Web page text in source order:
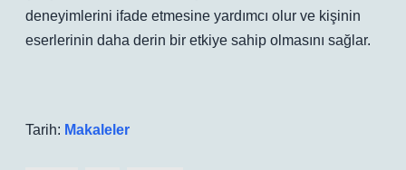
deneyimlerini ifade etmesine yardımcı olur ve kişinin
eserlerinin daha derin bir etkiye sahip olmasını sağlar.
Tarih: Makaleler